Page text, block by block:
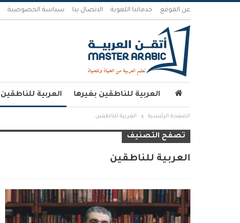
عن الموقع خدماتنا اللغوية الاتصال بنا سياسة الخصوصية
العربية للناطقين بغيرها العربية للناطقين
الصفحة الرئيسية العربية للناطقين
تصفح التصنيف
العربية للناطقين